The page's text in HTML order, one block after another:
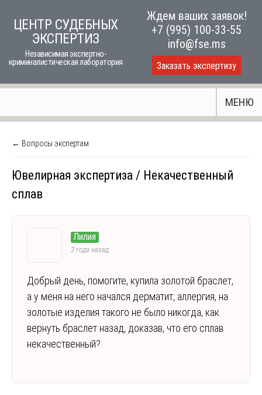
ЦЕНТР СУДЕБНЫХ
ЭКСПЕРТИЗ
Независимая экспертно-
криминалистическая лаборатория
Ждем ваших заявок!
+7 (995) 100-33-55
info@fse.ms
Заказать экспертизу
МЕНЮ
← Вопросы экспертам
Ювелирная экспертиза / Некачественный
сплав
Лилия
3 года назад
Добрый день, помогите, купила золотой браслет,
а у меня на него начался дерматит, аллергия, на
золотые изделия такого не было никогда, как
вернуть браслет назад, доказав, что его сплав
некачественный?